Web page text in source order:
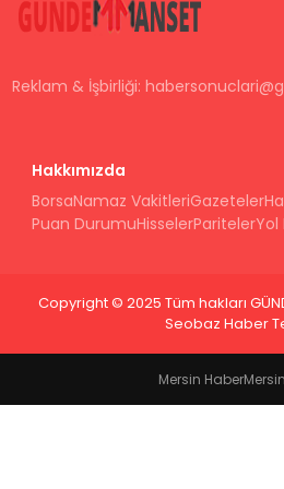
Reklam & İşbirliği:
Hakkımızda
BorsaNamaz VakitleriGazeteler
Puan DurumuHisselerParitelerYol
Copyright © 2025 Tüm hakları
Seobaz Haber
Mersin Haber